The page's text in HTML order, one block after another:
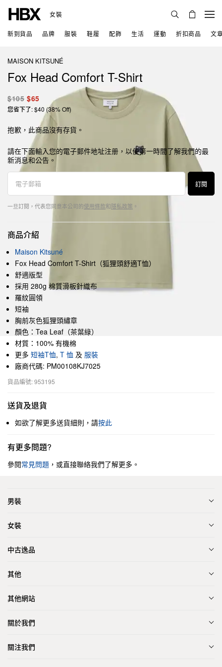
女裝
新到貨品 品牌 服裝 鞋履 配飾 生活 運動 折扣商品 文
MAISON KITSUNÉ
Fox Head Comfort T-Shirt
$105 $65
您省下了: $40 (38% Off)
抱歉，此商品沒有存貨。
請在下面輸入您的電子郵件地址注册，以便第一時間了解我們的最
新消息和公告。
訂閱
一旦訂閱，代表您同意本公司的使用條款和隱私政策 。
商品介紹
Maison Kitsuné
Fox Head Comfort T-Shirt（狐狸頭舒適T恤）
舒適版型
採用 280g 棉質滑板針織布
羅紋圓領
短袖
胸前灰色狐狸頭繡章
顏色：Tea Leaf（茶葉綠）
材質：100% 有機棉
更多 短袖T恤, T 恤 及 服裝
廠商代碼: PM00108KJ7025
貨品編號: 953195
送貨及退貨
如欲了解更多送貨細則，請按此
有更多問題?
參閱常見問題 ，或直接聯絡我們了解更多。
男裝
女裝
中古逸品
其他
其他網站
關於我們
關注我們